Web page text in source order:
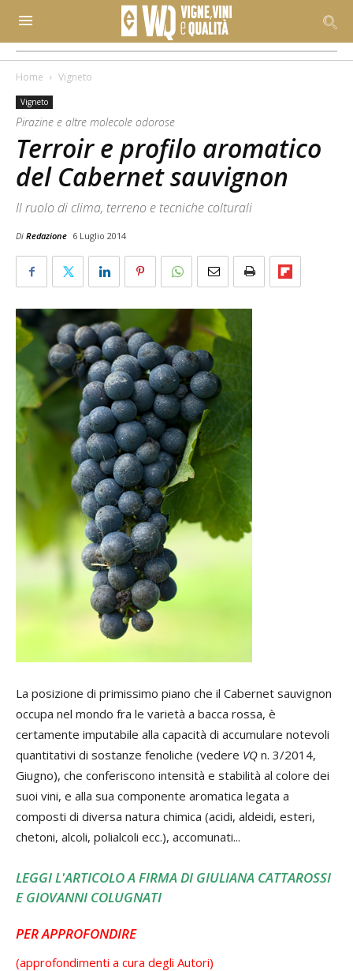
Home Vigneto
Vigneto
Pirazine e altre molecole odorose
Terroir e profilo aromatico
del Cabernet sauvignon
Il ruolo di clima, terreno e tecniche colturali
Di Redazione 6 Luglio 2014
La posizione di primissimo piano che il Cabernet sauvignon
occupa nel mondo fra le varietà a bacca rossa, è
certamente imputabile alla capacità di accumulare notevoli
quantitativi di sostanze fenoliche (vedere VQ n. 3/2014,
Giugno), che conferiscono intensità e stabilità al colore dei
suoi vini, e alla sua componente aromatica legata a
composti di diversa natura chimica (acidi, aldeidi, esteri,
chetoni, alcoli, polialcoli ecc.), accomunati...
LEGGI L'ARTICOLO A FIRMA DI GIULIANA CATTAROSSI
E GIOVANNI COLUGNATI
PER APPROFONDIRE
(approfondimenti a cura degli Autori)